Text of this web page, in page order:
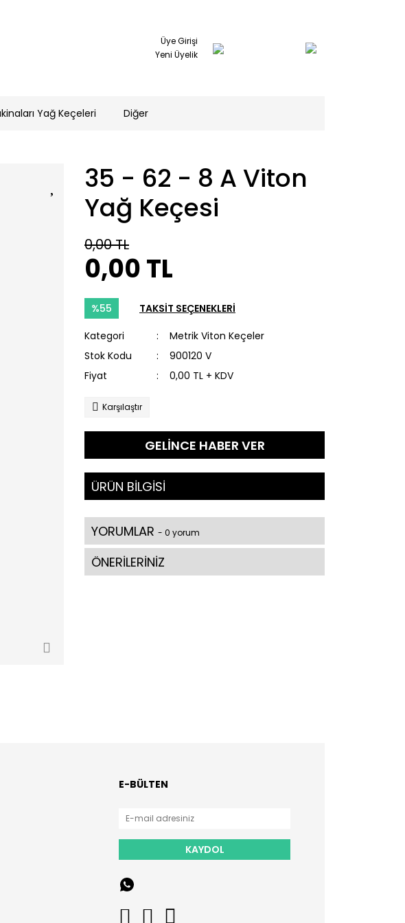
Üye Girişi
Yeni Üyelik
Yağ Keçeleri Diğer
35 - 62 - 8 A Viton
Yağ Keçesi
0,00 TL
0,00 TL
%55 TAKSİT SEÇENEKLERİ
Kategori
Metrik Viton Keçeler
Stok Kodu
900120 V
Fiyat
0,00 TL + KDV
Karşılaştır
GELİNCE HABER VER
ÜRÜN BİLGİSİ
YORUMLAR - 0 yorum
ÖNERİLERİNİZ
E-BÜLTEN
KAYDOL